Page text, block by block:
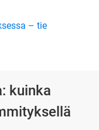
– tie
kuinka